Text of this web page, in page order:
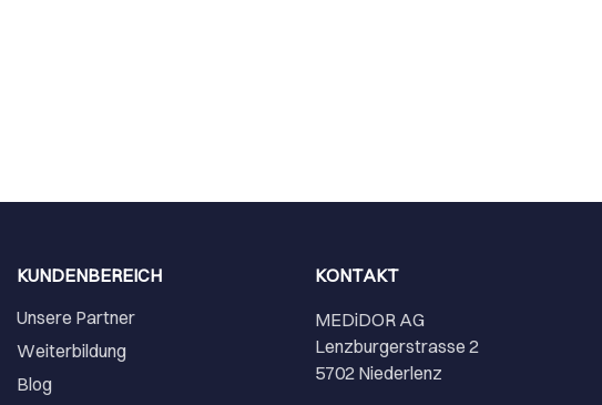
KUNDENBEREICH
Unsere Partner
Weiterbildung
Blog
KONTAKT
MEDiDOR AG
Lenzburgerstrasse 2
5702 Niederlenz